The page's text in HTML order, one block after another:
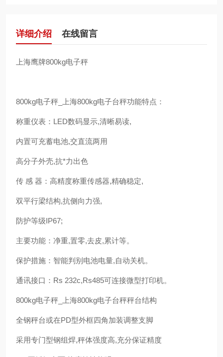
详细介绍 在线留言
上海鹰牌800kg电子秤
800kg电子秤_上海800kg电子台秤功能特点：
称重仪表：LED数码显示,清晰易读,
内置可充蓄电池,交直流两用
高分子外壳,抗*力出色
传 感 器：高精度称重传感器,精确稳定,
双平行梁结构,抗侧向力强,
防护等级IP67;
主要功能：净重,置零,去皮,累计等。
保护措施：智能判别电池电量,自动关机。
通讯接口：Rs 232c,Rs485可连接微型打印机。
800kg电子秤_上海800kg电子台秤秤台结构
全钢秤台或在PD型外框四角加装调整支脚
采用专门型钢组焊,秤体强度高,充分保证精度